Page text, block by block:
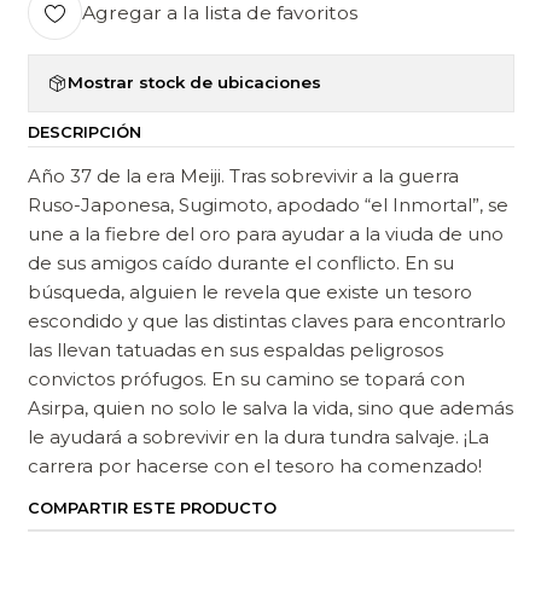
Agregar a la lista de favoritos
Mostrar stock de ubicaciones
DESCRIPCIÓN
Año 37 de la era Meiji. Tras sobrevivir a la guerra
Ruso-Japonesa, Sugimoto, apodado “el Inmortal”, se
une a la fiebre del oro para ayudar a la viuda de uno
de sus amigos caído durante el conflicto. En su
búsqueda, alguien le revela que existe un tesoro
escondido y que las distintas claves para encontrarlo
las llevan tatuadas en sus espaldas peligrosos
convictos prófugos. En su camino se topará con
Asirpa, quien no solo le salva la vida, sino que además
le ayudará a sobrevivir en la dura tundra salvaje. ¡La
carrera por hacerse con el tesoro ha comenzado!
COMPARTIR ESTE PRODUCTO